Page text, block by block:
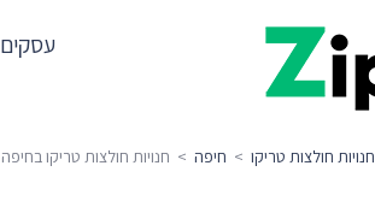
עסקים
חנויות חולצות טריקו > חיפה > חנויות חולצות טריקו בחיפה